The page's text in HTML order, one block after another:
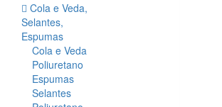
Cola e Veda,
Selantes,
Espumas
Cola e Veda
Poliuretano
Espumas
Selantes